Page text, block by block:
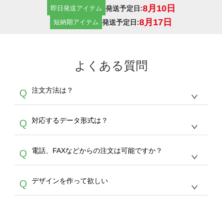
即日発送アイテム 発送予定日:8月10日
短納期アイテム 発送予定日:8月17日
よくある質問
Q 注文方法は？
A
生産にて承っております。デザインツールから
デザインの作成から決済まで完了できます。
30枚以上やシルク印刷など、大口注文の場合
は、サポートが担当するエコバッグコンシェル
やタンブラーコンシェルをご利用ください。製
作する数量が多ければ多いほど、オンデマンド
サービスよりも低価格で製作することが可能で
す。
Q 対応するデータ形式は？
A
ドできるデータ形式は、JPG / PNG / AI / PSD /
PDF 形式になります。データの最大サイズ
写真などもアップロード可能です。使用できな
い画像はエラーになります。（※ Illustratorか
Q 電話、FAXなどからの注文は可能ですか？
A
文のみ受け付けております。30個以上のご製
作をお考えの方は、サポートが担当するエコバ
Q デザインを作って欲しい